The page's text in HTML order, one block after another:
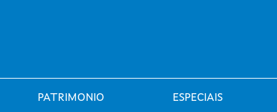
PATRIMONIO ESPECIAIS